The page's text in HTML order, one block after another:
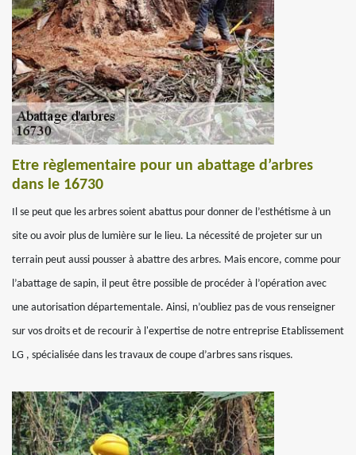
Etre règlementaire pour un abattage d’arbres
dans le 16730
Il se peut que les arbres soient abattus pour donner de l’esthétisme à un
site ou avoir plus de lumière sur le lieu. La nécessité de projeter sur un
terrain peut aussi pousser à abattre des arbres. Mais encore, comme pour
l’abattage de sapin, il peut être possible de procéder à l’opération avec
une autorisation départementale. Ainsi, n’oubliez pas de vous renseigner
sur vos droits et de recourir à l'expertise de notre entreprise Etablissement
LG , spécialisée dans les travaux de coupe d’arbres sans risques.